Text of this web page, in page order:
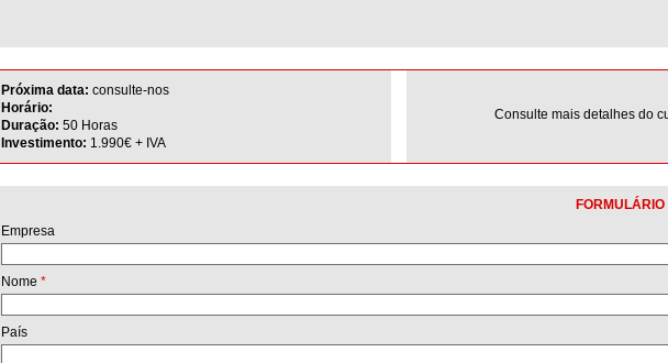
Próxima data: consulte-nos
Horário:
Duração: 50 Horas
Investimento: 1.990€ + IVA
Consulte mais detalhes do
Empresa
Nome *
País